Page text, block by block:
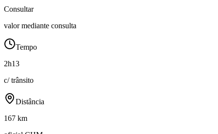
Consultar
valor mediante consulta
Tempo
2h13
c/ trânsito
Distância
167 km